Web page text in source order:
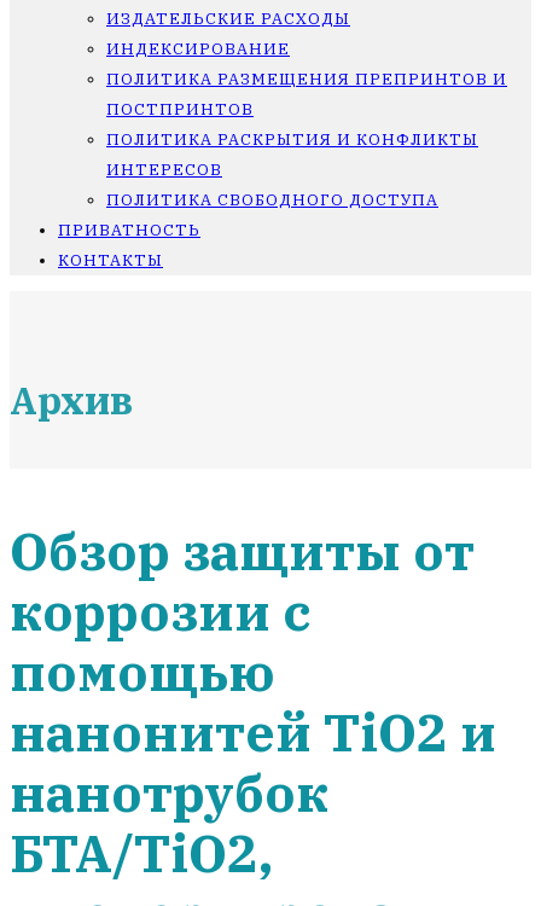
ИЗДАТЕЛЬСКИЕ РАСХОДЫ
ИНДЕКСИРОВАНИЕ
ПОЛИТИКА РАЗМЕЩЕНИЯ ПРЕПРИНТОВ И
ПОСТПРИНТОВ
ПОЛИТИКА РАСКРЫТИЯ И КОНФЛИКТЫ
ИНТЕРЕСОВ
ПОЛИТИКА СВОБОДНОГО ДОСТУПА
ПРИВАТНОСТЬ
КОНТАКТЫ
Архив
Обзор защиты от
коррозии с
помощью
нанонитей TiO2 и
нанотрубок
БТА/TiO2,